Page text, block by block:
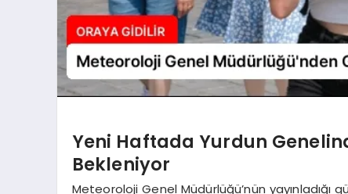
Yeni Haftada Yurdun
Bekleniyor
Meteoroloji Genel Müdürlüğü’nün